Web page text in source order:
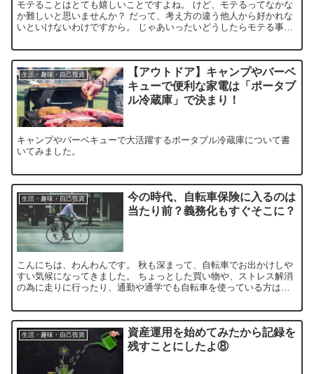
モテることはとても嬉しいことですよね。 けど、モテるってなかな
か難しいと思いませんか？ だって、考え方の違う他人から好かれな
いといけないわけですから。 じゃあいったいどうしたらモテる事が
生活・趣味・自己投資
【アウトドア】キャンプやバーベ
キューで便利な家電は「ポータブ
ル冷蔵庫」で決まり！
キャンプやバーベキューで大活躍するポータブル冷蔵庫について書
いてみました。
生活・趣味・自己投資
今の時代、自転車保険に入るのは
当たり前？義務化もすぐそこに？
こんにちは、わんわんです。 秋も深まって、自転車でお出かけしや
すい気候になってきました。 ちょっとした買い物や、ストレス解消
の為に走りに行ったり、通勤や通学でも自転車を使っている方は多
生活・趣味・自己投資
資産運用を始めてみたから記録を
残すことにしたよ⑧